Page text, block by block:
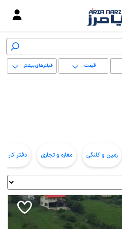
قیمت فیلترهای بیشتر
زمین و کلنگی مغازه و تجاری دفتر کار و